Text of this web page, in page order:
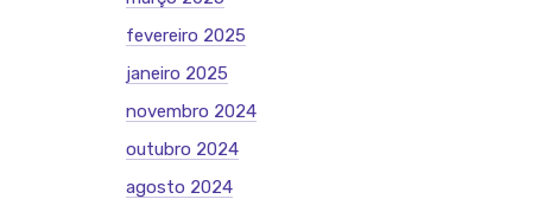
fevereiro 2025
janeiro 2025
novembro 2024
outubro 2024
agosto 2024